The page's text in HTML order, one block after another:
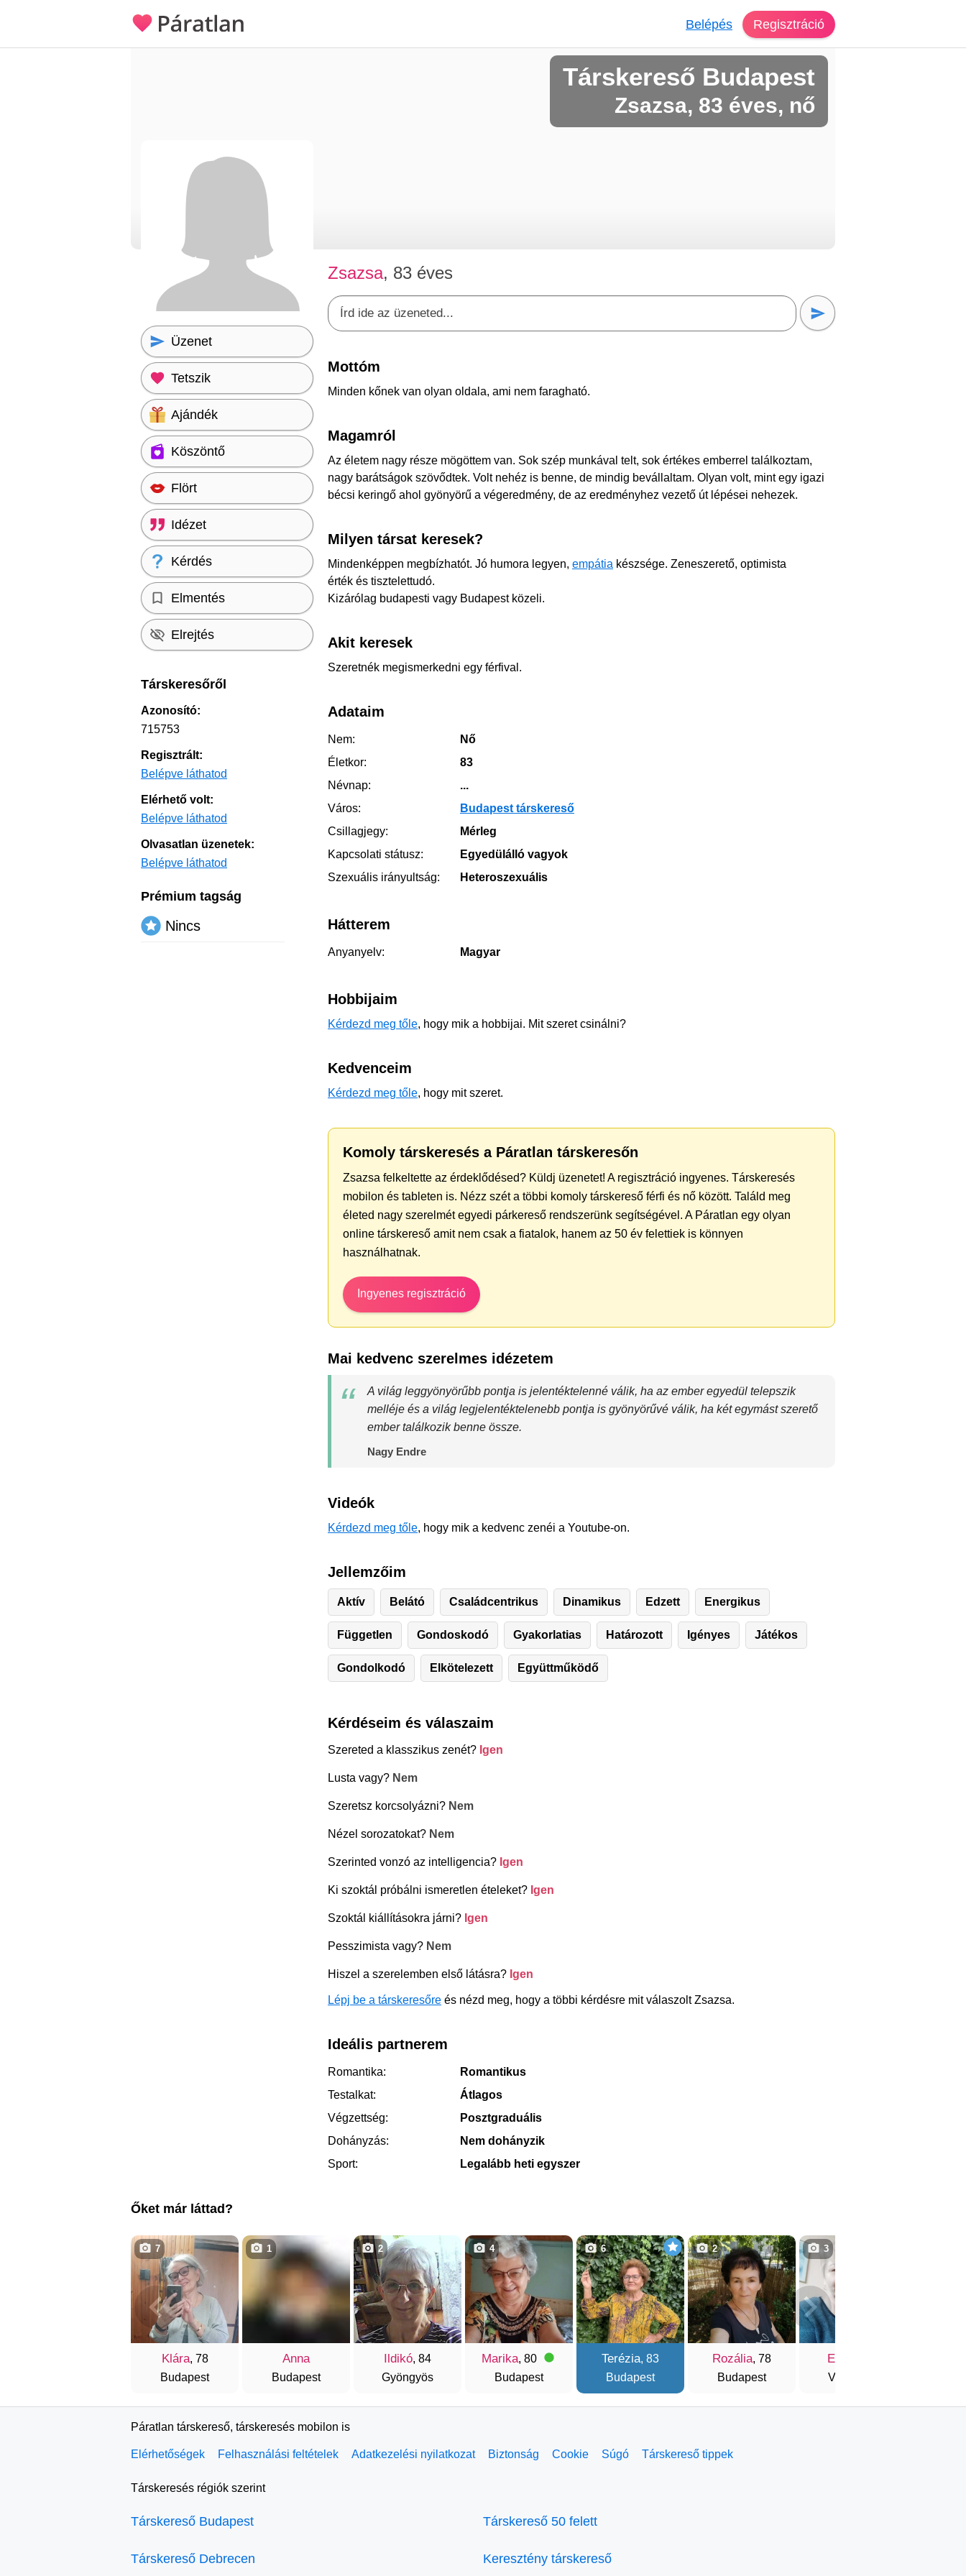
Belépés Regisztráció
Társkereső Budapest
Zsazsa, 83 éves, nő
Zsazsa, 83 éves
Mottóm
Minden kőnek van olyan oldala, ami nem faragható.
Magamról
Az életem nagy része mögöttem van. Sok szép munkával telt, sok értékes emberrel találkoztam,
nagy barátságok szövődtek. Volt nehéz is benne, de mindig bevállaltam. Olyan volt, mint egy igazi
bécsi keringő ahol gyönyörű a végeredmény, de az eredményhez vezető út lépései nehezek.
Milyen társat keresek?
Mindenképpen megbízhatót. Jó humora legyen, empátia készsége. Zeneszerető, optimista
érték és tisztelettudó.
Kizárólag budapesti vagy Budapest közeli.
Akit keresek
Szeretnék megismerkedni egy férfival.
Adataim
Nem:
Nő
Életkor:
83
Névnap:
...
Város:
Budapest társkereső
Csillagjegy:
Mérleg
Kapcsolati státusz:
Egyedülálló vagyok
Szexuális irányultság:
Heteroszexuális
Hátterem
Anyanyelv: Magyar
Hobbijaim
Kérdezd meg tőle, hogy mik a hobbijai. Mit szeret csinálni?
Kedvenceim
Kérdezd meg tőle, hogy mit szeret.
Komoly társkeresés a Páratlan társkeresőn
Zsazsa felkeltette az érdeklődésed? Küldj üzenetet! A regisztráció ingyenes. Társkeresés
mobilon és tableten is. Nézz szét a többi komoly társkereső férfi és nő között. Találd meg
életed nagy szerelmét egyedi párkereső rendszerünk segítségével. A Páratlan egy olyan
online társkereső amit nem csak a fiatalok, hanem az 50 év felettiek is könnyen
használhatnak.
Ingyenes regisztráció
Mai kedvenc szerelmes idézetem
A világ leggyönyörűbb pontja is jelentéktelenné válik, ha az ember egyedül telepszik
melléje és a világ legjelentéktelenebb pontja is gyönyörűvé válik, ha két egymást szerető
ember találkozik benne össze.
Nagy Endre
Videók
Kérdezd meg tőle, hogy mik a kedvenc zenéi a Youtube-on.
Jellemzőim
Aktív Belátó Családcentrikus Dinamikus Edzett Energikus
Független Gondoskodó Gyakorlatias Határozott Igényes Játékos
Gondolkodó Elkötelezett Együttműködő
Kérdéseim és válaszaim
Szereted a klasszikus zenét? Igen
Lusta vagy? Nem
Szeretsz korcsolyázni? Nem
Nézel sorozatokat? Nem
Szerinted vonzó az intelligencia? Igen
Ki szoktál próbálni ismeretlen ételeket? Igen
Szoktál kiállításokra járni? Igen
Pesszimista vagy? Nem
Hiszel a szerelemben első látásra? Igen
Lépj be a társkeresőre és nézd meg, hogy a többi kérdésre mit válaszolt Zsazsa.
Ideális partnerem
Romantika:
Romantikus
Testalkat:
Átlagos
Végzettség:
Posztgraduális
Dohányzás:
Nem dohányzik
Sport:
Legalább heti egyszer
Üzenet
Tetszik
Ajándék
Köszöntő
Flört
Idézet
Kérdés
Elmentés
Elrejtés
Társkeresőről
Azonosító:
715753
Regisztrált:
Belépve láthatod
Elérhető volt:
Belépve láthatod
Olvasatlan üzenetek:
Belépve láthatod
Prémium tagság
Nincs
Őket már láttad?
Klára, 78
Budapest
7
Anna
Budapest
1
Ildikó, 84
Gyöngyös
2
Marika, 80
Budapest
4
Terézia, 83
Budapest
6
Rozália, 78
Budapest
2
Etelka
Veszprém
3
Páratlan társkereső, társkeresés mobilon is
Elérhetőségek Felhasználási feltételek Adatkezelési nyilatkozat Biztonság Cookie Súgó Társkereső tippek
Társkeresés régiók szerint
Társkereső Budapest
Társkereső Debrecen
Társkereső 50 felett
Keresztény társkereső